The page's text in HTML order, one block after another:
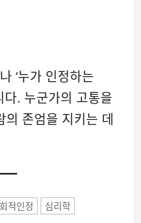
‘누가 인정하는
다. 누군가의 고통을
의 존엄을 지키는 데
적인정 심리학